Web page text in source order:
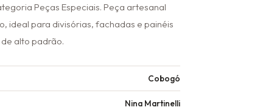
Peças Especiais. Peça artesanal
ideal para divisórias, fachadas e painéis
alto padrão.
Cobogó
Nina Martinelli